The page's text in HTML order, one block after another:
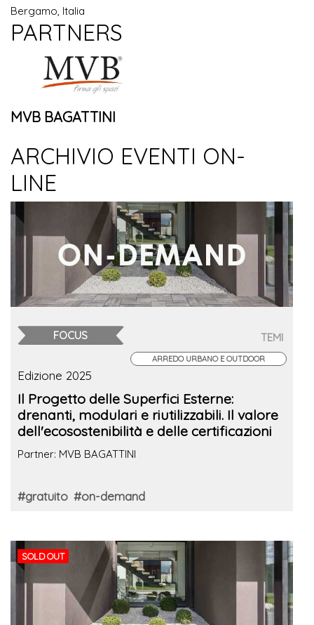
Bergamo, Italia
PARTNERS
MVB BAGATTINI
ARCHIVIO EVENTI ON-
LINE
FOCUS TEMI
ARREDO URBANO E OUTDOOR
Edizione 2025
Il Progetto delle Superfici Esterne:
drenanti, modulari e riutilizzabili. Il valore
dell'ecosostenibilità e delle certificazioni
Partner: MVB BAGATTINI
#gratuito #on-demand
SOLD OUT